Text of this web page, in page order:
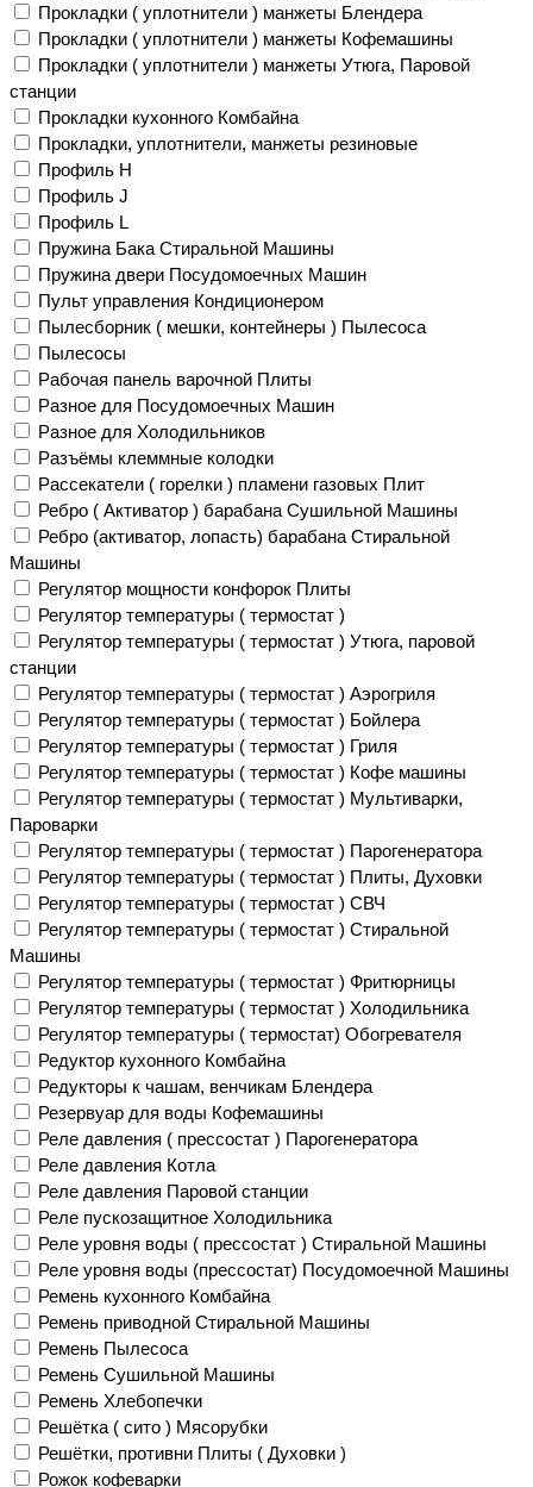
Прокладки ( уплотнители ) манжеты Блендера
Прокладки ( уплотнители ) манжеты Кофемашины
Прокладки ( уплотнители ) манжеты Утюга, Паровой
станции
Прокладки кухонного Комбайна
Прокладки, уплотнители, манжеты резиновые
Профиль H
Профиль J
Профиль L
Пружина Бака Стиральной Машины
Пружина двери Посудомоечных Машин
Пульт управления Кондиционером
Пылесборник ( мешки, контейнеры ) Пылесоса
Пылесосы
Рабочая панель варочной Плиты
Разное для Посудомоечных Машин
Разное для Холодильников
Разъёмы клеммные колодки
Рассекатели ( горелки ) пламени газовых Плит
Ребро ( Активатор ) барабана Сушильной Машины
Ребро (активатор, лопасть) барабана Стиральной
Машины
Регулятор мощности конфорок Плиты
Регулятор температуры ( термостат )
Регулятор температуры ( термостат ) Утюга, паровой
станции
Регулятор температуры ( термостат ) Аэрогриля
Регулятор температуры ( термостат ) Бойлера
Регулятор температуры ( термостат ) Гриля
Регулятор температуры ( термостат ) Кофе машины
Регулятор температуры ( термостат ) Мультиварки,
Пароварки
Регулятор температуры ( термостат ) Парогенератора
Регулятор температуры ( термостат ) Плиты, Духовки
Регулятор температуры ( термостат ) СВЧ
Регулятор температуры ( термостат ) Стиральной
Машины
Регулятор температуры ( термостат ) Фритюрницы
Регулятор температуры ( термостат ) Холодильника
Регулятор температуры ( термостат) Обогревателя
Редуктор кухонного Комбайна
Редукторы к чашам, венчикам Блендера
Резервуар для воды Кофемашины
Реле давления ( прессостат ) Парогенератора
Реле давления Котла
Реле давления Паровой станции
Реле пускозащитное Холодильника
Реле уровня воды ( прессостат ) Стиральной Машины
Реле уровня воды (прессостат) Посудомоечной Машины
Ремень кухонного Комбайна
Ремень приводной Стиральной Машины
Ремень Пылесоса
Ремень Сушильной Машины
Ремень Хлебопечки
Решётка ( сито ) Мясорубки
Решётки, противни Плиты ( Духовки )
Рожок кофеварки